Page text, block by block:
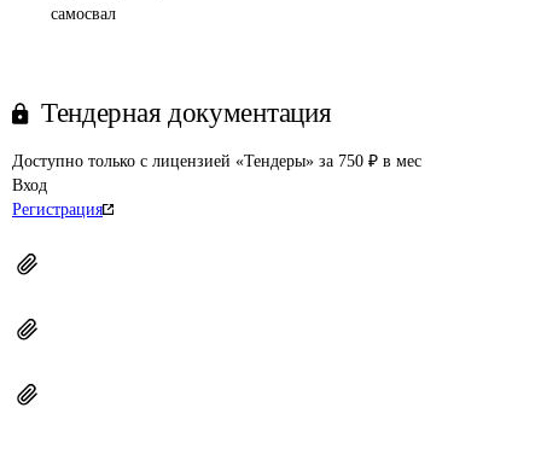
самосвал
Тендерная документация
Доступно только с лицензией «Тендеры» за 750 ₽ в мес
Вход
Регистрация